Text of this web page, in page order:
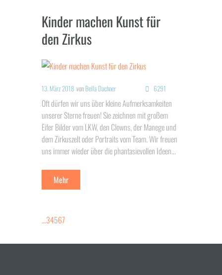
Kinder machen Kunst für
den Zirkus
13. März 2018 von Bella Dachner 6291
Oft dürfen wir uns über kleine Aufmerksamkeiten
unserer Sterne freuen! Sie zeichnen mit großem
Eifer Bilder vom LKW, den Clowns, der Manege und
dem Zirkuszelt oder Portraits vom Team. Wir freuen
uns immer wieder über die phantasievollen Ideen...
Mehr
…34567